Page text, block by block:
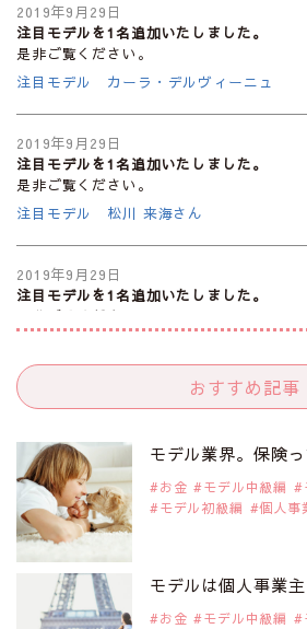
2019年9月29日
注目モデルを1名追加いたしました。
是非ご覧ください。
注目モデル カーラ・デルヴィーニュ
2019年9月29日
注目モデルを1名追加いたしました。
是非ご覧ください。
注目モデル 松川 来海さん
2019年9月29日
注目モデルを1名追加いたしました。
是非ご覧ください。
2019年9月29日
是非ご覧ください。
注目モデル 水原佑果さん
2019年9月29日
是非ご覧ください。
注目モデル CHIHARUさん
おすすめ記事
モデル業界。保険
お金 モデル中級編
モデル初級編
個人事
モデルは個人事業主
お金 モデル中級編